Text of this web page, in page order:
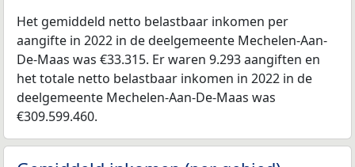
Het gemiddeld netto belastbaar inkomen per
aangifte in 2022 in de deelgemeente Mechelen-Aan-
De-Maas was €33.315. Er waren 9.293 aangiften en
het totale netto belastbaar inkomen in 2022 in de
deelgemeente Mechelen-Aan-De-Maas was
€309.599.460.